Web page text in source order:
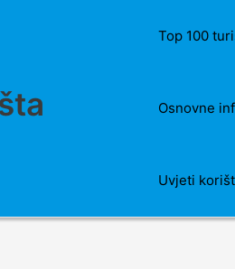
Top 100
Osnovne
Uvjeti